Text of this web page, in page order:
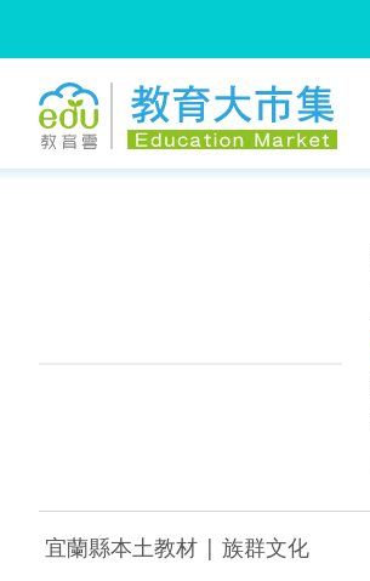
宜蘭縣本土教材 | 族群文化